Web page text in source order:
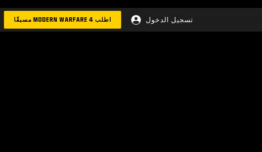
تسجيل الدخول اطلب MODERN WARFARE 4 مسبقًا